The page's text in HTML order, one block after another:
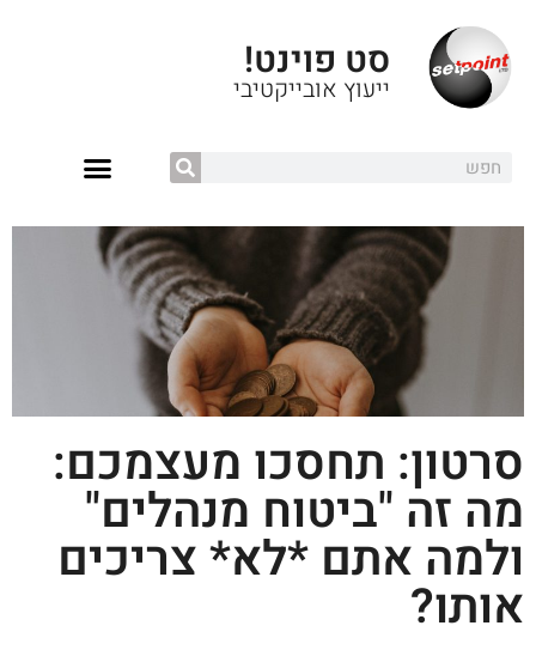
סט פוינט!
ייעוץ אובייקטיבי
סרטון: תחסכו מעצמכם:
מה זה "ביטוח מנהלים"
ולמה אתם *לא* צריכים
אותו?